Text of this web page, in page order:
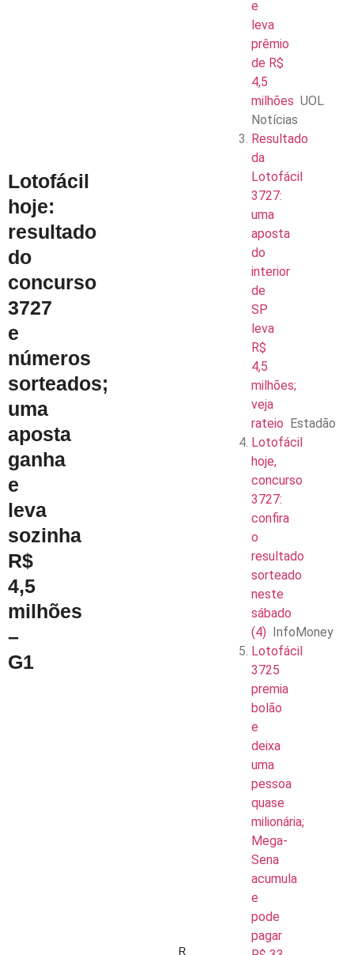
Lotofácil
hoje:
resultado
do
concurso
3727
e
números
sorteados;
uma
aposta
ganha
e
leva
sozinha
R$
4,5
milhões
–
G1
R
e
leva
prêmio
de R$
4,5
milhões UOL
Notícias
Resultado
da
Lotofácil
3727:
uma
aposta
do
interior
de
SP
leva
R$
4,5
milhões;
veja
rateio
Estadão
Lotofácil
hoje,
concurso
3727:
confira
o
resultado
sorteado
neste
sábado
(4)
InfoMoney
Lotofácil
3725
premia
bolão
e
deixa
uma
pessoa
quase
milionária;
Mega-
Sena
acumula
e
pode
pagar